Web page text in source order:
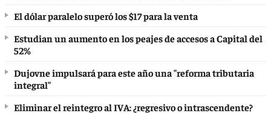
El dólar paralelo superó los $17 para la venta
Estudian un aumento en los peajes de accesos a Capital del
52%
Dujovne impulsará para este año una "reforma tributaria
integral"
Eliminar el reintegro al IVA: ¿regresivo o intrascendente?